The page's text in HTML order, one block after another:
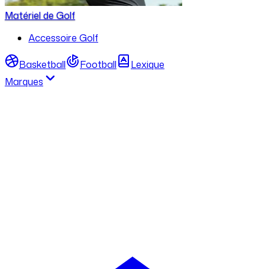
Matériel de Golf
Accessoire Golf
Basketball Football
Lexique
Marques